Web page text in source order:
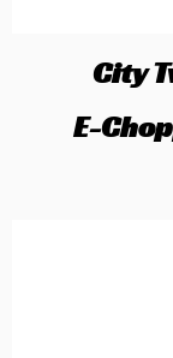
City
E-